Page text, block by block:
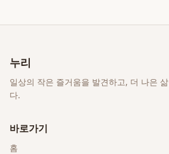
누리
일상의 작은 즐거움을 발견하고, 더 나은
다.
바로가기
홈